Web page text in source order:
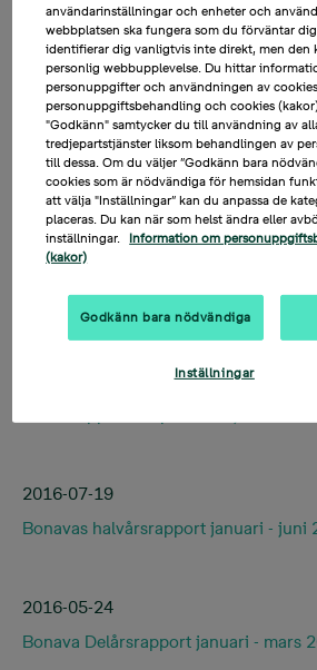
Typ
2017-01-25
2016-07-19
Bonavas halvårsrapport januari - juni
2016-05-24
Bonava Delårsrapport januari - mars
användarinställningar och enheter och
webbplatsen ska fungera som du förväntar
identifierar dig vanligtvis inte direkt, men den
personlig webbupplevelse. Du hittar
personuppgifter och användningen av
personuppgiftsbehandling och cookies
"Godkänn" samtycker du till användning av
tredjepartstjänster liksom behandlingen av
till dessa. Om du väljer ”Godkänn bara
cookies som är nödvändiga för hemsidan
att välja "Inställningar” kan du anpassa de
placeras. Du kan när som helst ändra eller
inställningar.
Information om
(kakor)
Godkänn bara nödvändiga
Inställningar